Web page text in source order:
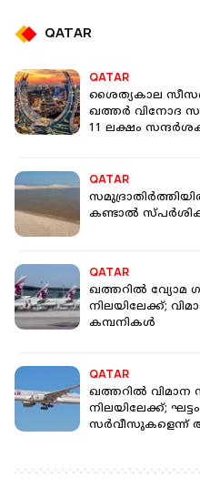
QATAR
QATAR
ശൈത്യകാല
ഖത്തർ വിനോദ
11 ലക്ഷം
QATAR
കണ്ടാൽ
QATAR
ഖത്തറിൽ വ്യോമ
നിലയിലേക്ക്;
കമ്പനികൾ
QATAR
ഖത്തറിൽ
നിലയിലേക്ക്;
സർവീസുകളെന്ന്